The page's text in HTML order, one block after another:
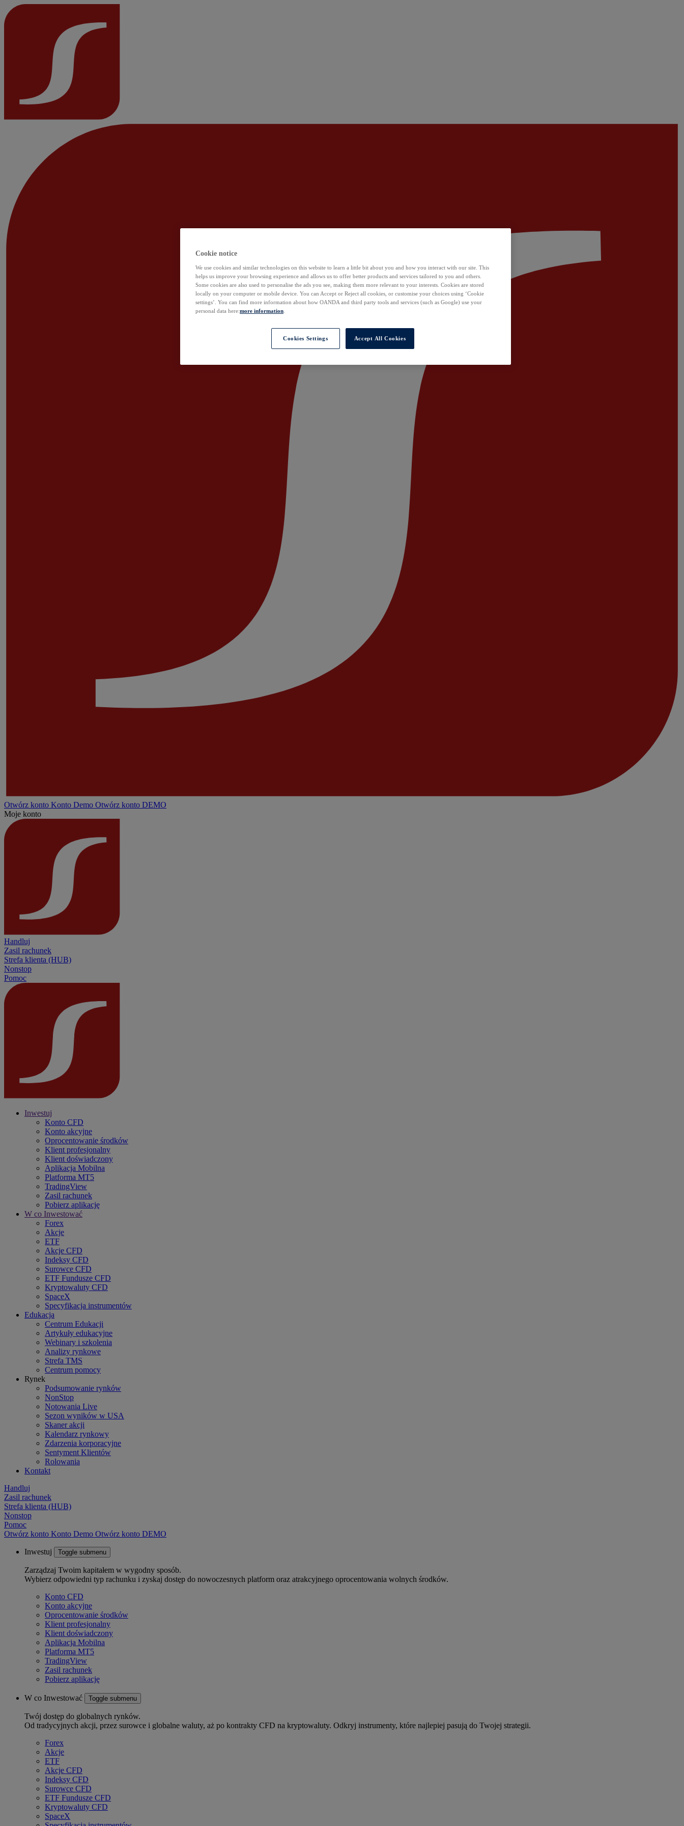
Otwórz konto Konto Demo Otwórz konto DEMO
Moje konto
Handluj
Zasil rachunek
Strefa klienta (HUB)
Nonstop
Pomoc
Inwestuj
Konto CFD
Konto akcyjne
Oprocentowanie środków
Klient profesjonalny
Klient doświadczony
Aplikacja Mobilna
Platforma MT5
TradingView
Zasil rachunek
Pobierz aplikację
W co Inwestować
Forex
Akcje
ETF
Akcje CFD
Indeksy CFD
Surowce CFD
ETF Fundusze CFD
Kryptowaluty CFD
SpaceX
Specyfikacja instrumentów
Edukacja
Centrum Edukacji
Artykuły edukacyjne
Webinary i szkolenia
Analizy rynkowe
Strefa TMS
Centrum pomocy
Rynek
Podsumowanie rynków
NonStop
Notowania Live
Sezon wyników w USA
Skaner akcji
Kalendarz rynkowy
Zdarzenia korporacyjne
Sentyment Klientów
Rolowania
Kontakt
Handluj
Zasil rachunek
Strefa klienta (HUB)
Nonstop
Pomoc
Otwórz konto Konto Demo Otwórz konto DEMO
Inwestuj Toggle submenu
Zarządzaj Twoim kapitałem w wygodny sposób.
Wybierz odpowiedni typ rachunku i zyskaj dostęp do nowoczesnych platform oraz atrakcyjnego oprocentowania wolnych środków.
Konto CFD
Konto akcyjne
Oprocentowanie środków
Klient profesjonalny
Klient doświadczony
Aplikacja Mobilna
Platforma MT5
TradingView
Zasil rachunek
Pobierz aplikację
W co Inwestować Toggle submenu
Twój dostęp do globalnych rynków.
Od tradycyjnych akcji, przez surowce i globalne waluty, aż po kontrakty CFD na kryptowaluty. Odkryj instrumenty, które najlepiej pasują do Twojej strategii.
Forex
Akcje
ETF
Akcje CFD
Indeksy CFD
Surowce CFD
ETF Fundusze CFD
Kryptowaluty CFD
SpaceX
Cookie notice
We use cookies and similar technologies on this website to learn a little bit about you and how you interact with our site. This
helps us improve your browsing experience and allows us to offer better products and services tailored to you and others.
Some cookies are also used to personalise the ads you see, making them more relevant to your interests. Cookies are stored
locally on your computer or mobile device. You can Accept or Reject all cookies, or customise your choices using ‘Cookie
settings’. You can find more information about how OANDA and third party tools and services (such as Google) use your
personal data here:more information
Cookies Settings Accept All Cookies